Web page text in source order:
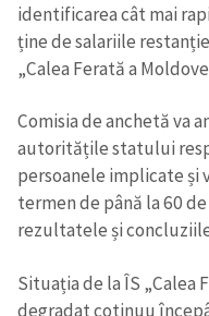
identificarea cât mai
ține de salariile
„Calea Ferată a
Comisia de anchetă va
autoritățile statului
persoanele implicate și
termen de până la 60
rezultatele și
Situația de la ÎS „Calea
degradat cotinuu